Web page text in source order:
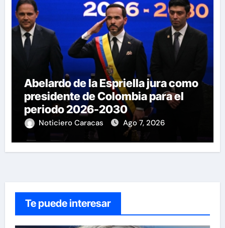
Abelardo de la Espriella jura como
presidente de Colombia para el
periodo 2026-2030
Noticiero Caracas Ago 7, 2026
Te puede interesar